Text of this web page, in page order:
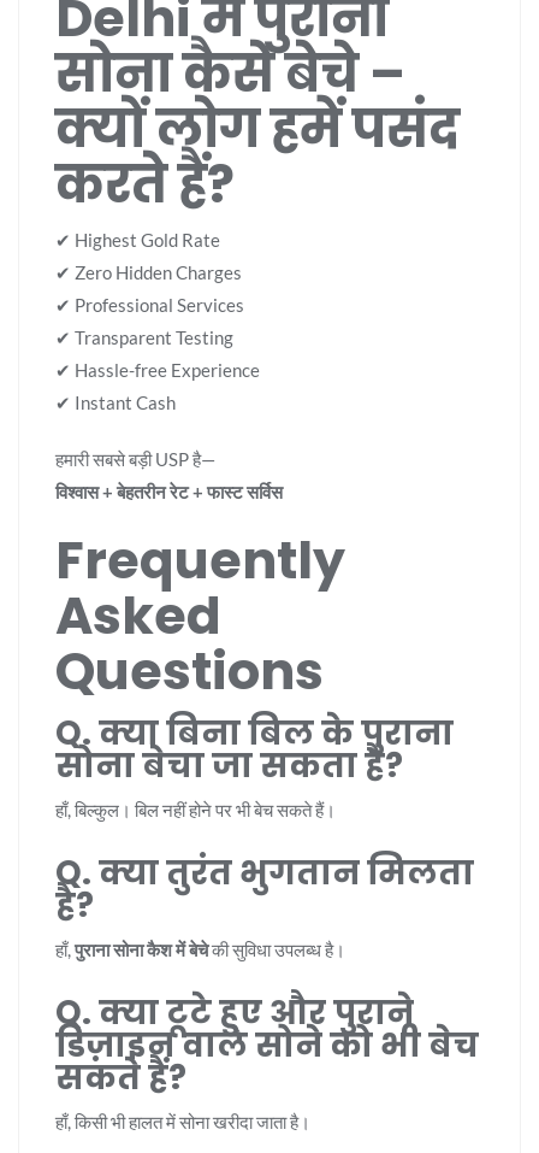
Delhi में पुराना
सोना कैसे बेचे –
क्यों लोग हमें पसंद
करते हैं?
✔ Highest Gold Rate
✔ Zero Hidden Charges
✔ Professional Services
✔ Transparent Testing
✔ Hassle-free Experience
✔ Instant Cash
हमारी सबसे बड़ी USP है—
विश्वास + बेहतरीन रेट + फास्ट सर्विस
Frequently
Asked
Questions
Q. क्या बिना बिल के पुराना
सोना बेचा जा सकता है?
हाँ, बिल्कुल। बिल नहीं होने पर भी बेच सकते हैं।
Q. क्या तुरंत भुगतान मिलता
है?
हाँ,पुराना सोना कैश में बेचेकी सुविधा उपलब्ध है।
Q. क्या टूटे हुए और पुराने
डिज़ाइन वाले सोने को भी बेच
सकते हैं?
हाँ, किसी भी हालत में सोना खरीदा जाता है।